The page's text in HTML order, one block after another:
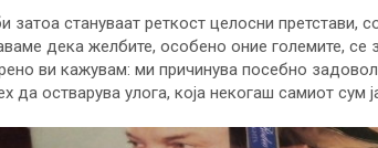
затоа стануваат реткост целосни претстави,
дека желбите, особено оние големите, се
ви кажувам: ми причинува посебно
да остварува улога, која некогаш самиот сум